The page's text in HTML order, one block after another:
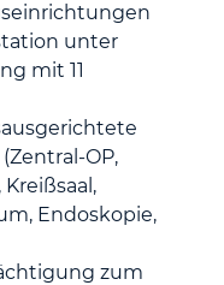
unter
mit 11
OP,
Endoskopie,
zum